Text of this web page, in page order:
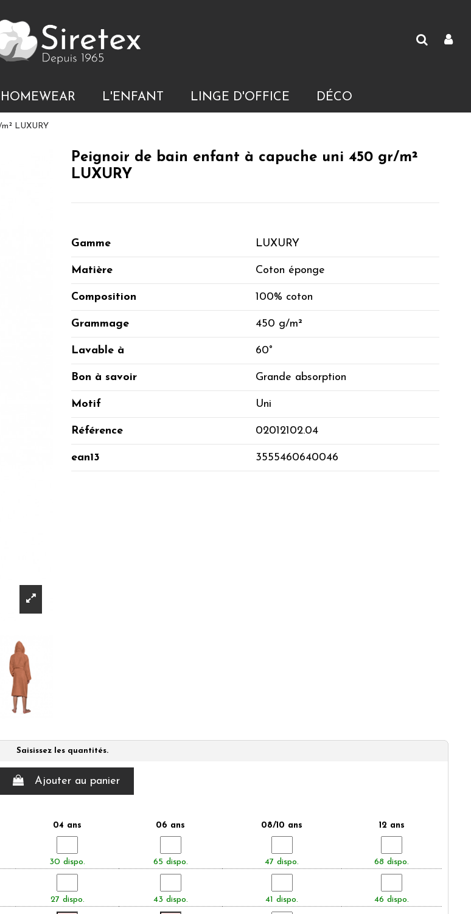
HOMEWEAR L'ENFANT LINGE D'OFFICE DÉCO
LUXURY
Peignoir de bain enfant à capuche uni 450 gr/m²
LUXURY
Gamme LUXURY
Matière Coton éponge
Composition 100% coton
Grammage 450 g/m²
Lavable à 60°
Bon à savoir Grande absorption
Motif Uni
Référence 02012102.04
ean13 3555460640046
Saisissez les quantités.
Ajouter au panier
04 ans 06 ans 08/10 ans
12 ans
30 dispo. 65 dispo. 47 dispo. 68 dispo.
27 dispo. 43 dispo. 41 dispo. 46 dispo.